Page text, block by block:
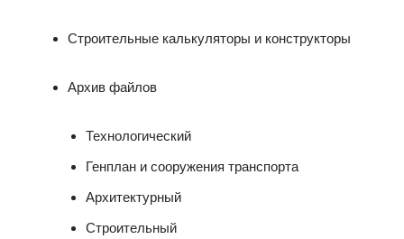
Строительные калькуляторы и конструкторы
Архив файлов
Технологический
Генплан и сооружения транспорта
Архитектурный
Строительный